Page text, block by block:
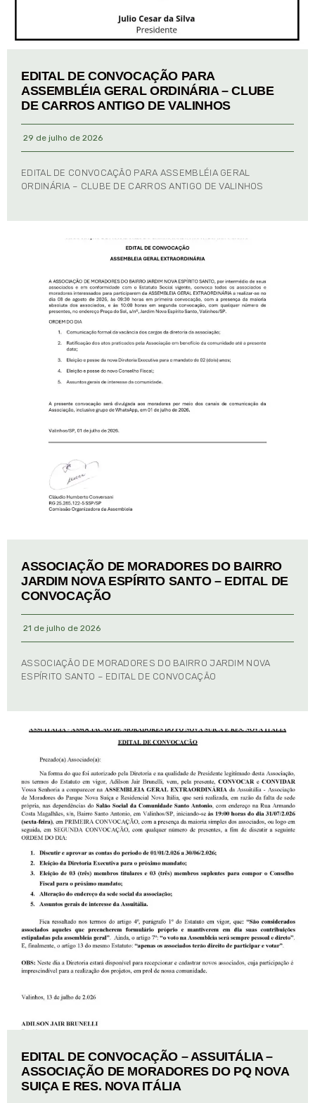
EDITAL DE CONVOCAÇÃO PARA
ASSEMBLÉIA GERAL ORDINÁRIA – CLUBE
DE CARROS ANTIGO DE VALINHOS
29 de julho de 2026
EDITAL DE CONVOCAÇÃO PARA ASSEMBLÉIA GERAL
ORDINÁRIA – CLUBE DE CARROS ANTIGO DE VALINHOS
ASSOCIAÇÃO DE MORADORES DO BAIRRO
JARDIM NOVA ESPÍRITO SANTO – EDITAL DE
CONVOCAÇÃO
21 de julho de 2026
ASSOCIAÇÃO DE MORADORES DO BAIRRO JARDIM NOVA
ESPÍRITO SANTO – EDITAL DE CONVOCAÇÃO
EDITAL DE CONVOCAÇÃO – ASSUITÁLIA –
ASSOCIAÇÃO DE MORADORES DO PQ NOVA
SUIÇA E RES. NOVA ITÁLIA